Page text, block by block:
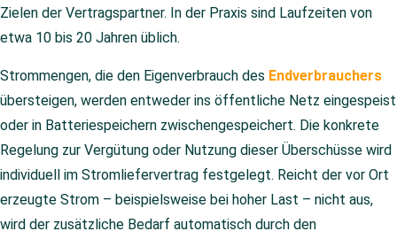
Zielen der Vertragspartner. In der Praxis sind Laufzeiten von
etwa 10 bis 20 Jahren üblich.
Strommengen, die den Eigenverbrauch des Endverbrauchers
übersteigen, werden entweder ins öffentliche Netz eingespeist
oder in Batteriespeichern zwischengespeichert. Die konkrete
Regelung zur Vergütung oder Nutzung dieser Überschüsse wird
individuell im Stromliefervertrag festgelegt. Reicht der vor Ort
erzeugte Strom – beispielsweise bei hoher Last – nicht aus,
wird der zusätzliche Bedarf automatisch durch den